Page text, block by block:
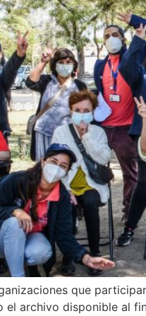
que
el archivo disponible al